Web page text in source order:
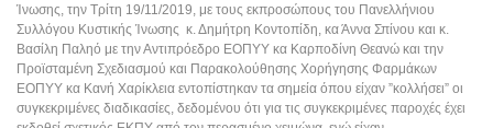
Ίνωσης, την Τρίτη 19/11/2019, με τους εκπροσώπους του Πανελλήνιου
Συλλόγου Κυστικής Ίνωσης  κ. Δημήτρη Κοντοπίδη, κα Άννα Σπίνου και κ.
Βασίλη Παληό με την Αντιπρόεδρο ΕΟΠΥΥ κα Καρποδίνη Θεανώ και την
Προϊσταμένη Σχεδιασμού και Παρακολούθησης Χορήγησης Φαρμάκων
ΕΟΠΥΥ κα Κανή Χαρίκλεια εντοπίστηκαν τα σημεία όπου είχαν ”κολλήσει” οι
συγκεκριμένες διαδικασίες, δεδομένου ότι για τις συγκεκριμένες παροχές έχει